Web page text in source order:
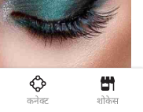
कनेक्ट शोकेस